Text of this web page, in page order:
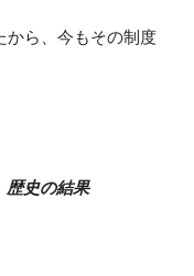
から、今もその制度
歴史の結果